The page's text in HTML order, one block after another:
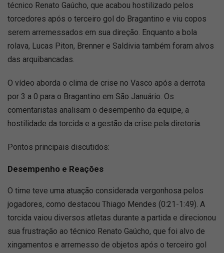
técnico Renato Gaúcho, que acabou hostilizado pelos
torcedores após o terceiro gol do Bragantino e viu copos
serem arremessados em sua direção. Enquanto a bola
rolava, Lucas Piton, Brenner e Saldivia também foram alvos
das arquibancadas.
O vídeo aborda o clima de crise no Vasco após a derrota
por 3 a 0 para o Bragantino em São Januário. Os
comentaristas analisam o desempenho da equipe, a
hostilidade da torcida e a gestão da crise pela diretoria.
Pontos principais discutidos:
Desempenho e Reações
O time teve uma atuação considerada vergonhosa pelos
jogadores, como destacou Thiago Mendes (0:21-1:49). A
torcida vaiou diversos atletas durante a partida e direcionou
sua frustração ao técnico Renato Gaúcho, que foi alvo de
xingamentos e arremesso de objetos após o terceiro gol